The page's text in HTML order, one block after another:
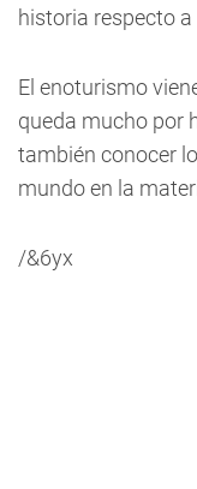
historia respecto
El enoturismo
queda mucho por
también conocer
mundo en la
/&6yx